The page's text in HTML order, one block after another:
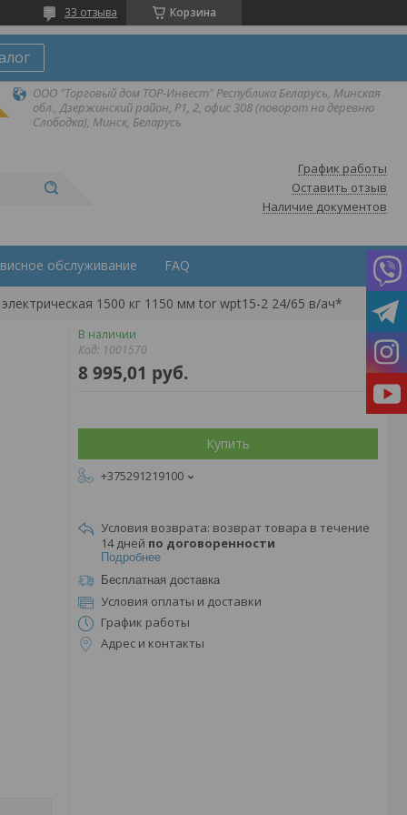
Корзина
33 отзыва
ООО "Торговый дом ТОР-Инвест" Республика Беларусь, Минская
обл., Дзержинский район, Р1, 2, офис 308 (поворот на деревню
Слободка), Минск, Беларусь
График работы
Оставить отзыв
Наличие документов
обслуживание FAQ
1500 кг 1150 мм tor wpt15-2 24/65 в/ач*
В наличии
Код: 1001570
8 995,01 руб.
Купить
+375291219100
возврат товара в течение
14 дней по договоренности
Подробнее
Бесплатная доставка
Условия оплаты и доставки
График работы
Адрес и контакты